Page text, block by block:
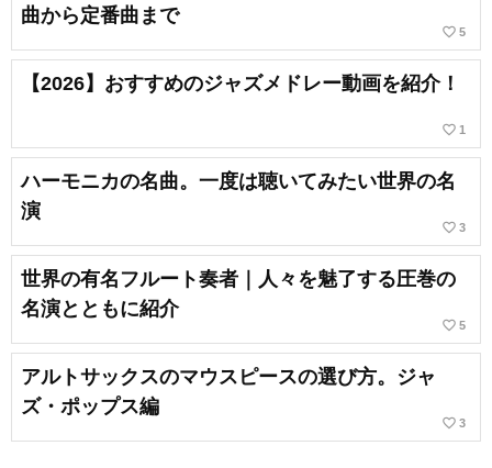
曲から定番曲まで
favorite_border 5
【2026】おすすめのジャズメドレー動画を紹介！
favorite_border 1
ハーモニカの名曲。一度は聴いてみたい世界の名
演
favorite_border 3
世界の有名フルート奏者｜人々を魅了する圧巻の
名演とともに紹介
favorite_border 5
アルトサックスのマウスピースの選び方。ジャ
ズ・ポップス編
favorite_border 3